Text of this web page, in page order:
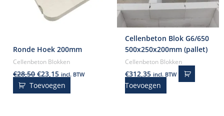
Ronde Hoek 200mm
Cellenbeton Blokken
€28,50 €23,15 incl. BTW
Toevoegen
Cellenbeton Blok G6/650
500x250x200mm (pallet)
Cellenbeton Blokken
€312,35 incl. BTW
Toevoegen